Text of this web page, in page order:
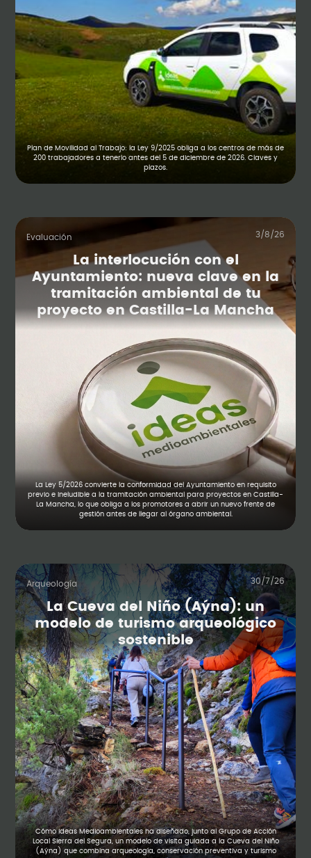
Plan de Movilidad al Trabajo: la Ley 9/2025 obliga a los centros de más de
200 trabajadores a tenerlo antes del 5 de diciembre de 2026. Claves y
plazos.
Evaluación 3/8/26
La interlocución con el
Ayuntamiento: nueva clave en la
tramitación ambiental de tu
proyecto en Castilla-La Mancha
La Ley 5/2026 convierte la conformidad del Ayuntamiento en requisito
previo e ineludible a la tramitación ambiental para proyectos en Castilla-
La Mancha, lo que obliga a los promotores a abrir un nuevo frente de
gestión antes de llegar al órgano ambiental.
Arqueología 30/7/26
La Cueva del Niño (Aýna): un
modelo de turismo arqueológico
sostenible
Cómo Ideas Medioambientales ha diseñado, junto al Grupo de Acción
Local Sierra del Segura, un modelo de visita guiada a la Cueva del Niño
(Aýna) que combina arqueología, conservación preventiva y turismo